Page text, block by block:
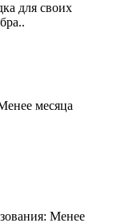
для своих
месяца
Менее